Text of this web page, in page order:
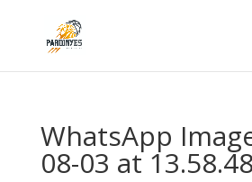
WhatsApp
08-03 at 13.58.48